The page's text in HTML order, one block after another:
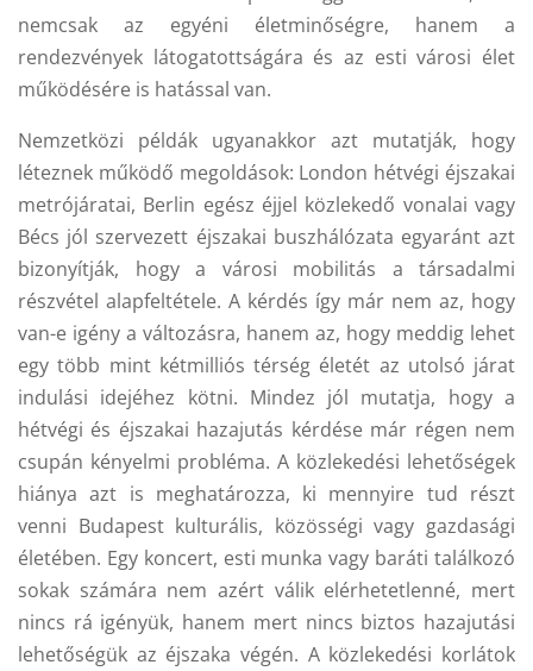
nemcsak az egyéni életminőségre, hanem a
rendezvények látogatottságára és az esti városi élet
működésére is hatással van.
Nemzetközi példák ugyanakkor azt mutatják, hogy
léteznek működő megoldások: London hétvégi éjszakai
metrójáratai, Berlin egész éjjel közlekedő vonalai vagy
Bécs jól szervezett éjszakai buszhálózata egyaránt azt
bizonyítják, hogy a városi mobilitás a társadalmi
részvétel alapfeltétele. A kérdés így már nem az, hogy
van-e igény a változásra, hanem az, hogy meddig lehet
egy több mint kétmilliós térség életét az utolsó járat
indulási idejéhez kötni. Mindez jól mutatja, hogy a
hétvégi és éjszakai hazajutás kérdése már régen nem
csupán kényelmi probléma. A közlekedési lehetőségek
hiánya azt is meghatározza, ki mennyire tud részt
venni Budapest kulturális, közösségi vagy gazdasági
életében. Egy koncert, esti munka vagy baráti találkozó
sokak számára nem azért válik elérhetetlenné, mert
nincs rá igényük, hanem mert nincs biztos hazajutási
lehetőségük az éjszaka végén. A közlekedési korlátok